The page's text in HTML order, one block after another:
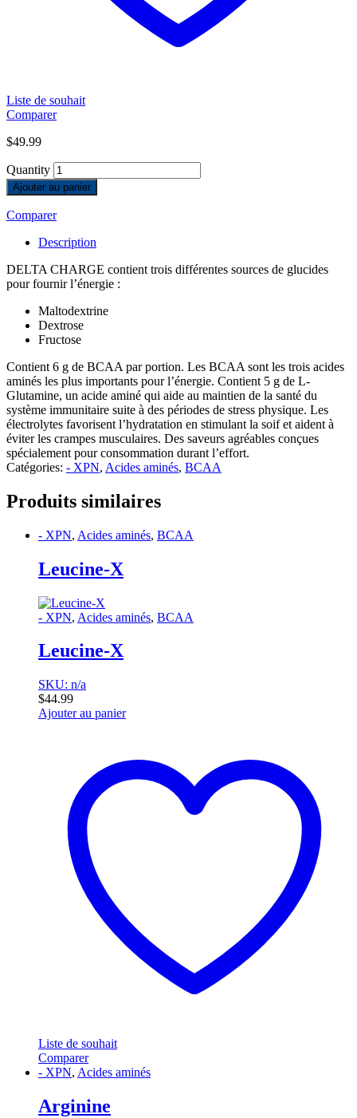
Liste de souhait
Comparer
$49.99
Quantity
Ajouter au panier
Comparer
Description
DELTA CHARGE contient trois différentes sources de glucides
pour fournir l’énergie :
Maltodextrine
Dextrose
Fructose
Contient 6 g de BCAA par portion. Les BCAA sont les trois acides
aminés les plus importants pour l’énergie. Contient 5 g de L-
Glutamine, un acide aminé qui aide au maintien de la santé du
système immunitaire suite à des périodes de stress physique. Les
électrolytes favorisent l’hydratation en stimulant la soif et aident à
éviter les crampes musculaires. Des saveurs agréables conçues
spécialement pour consommation durant l’effort.
Catégories: - XPN, Acides aminés, BCAA
Produits similaires
- XPN, Acides aminés, BCAA
Leucine-X
- XPN, Acides aminés, BCAA
Leucine-X
SKU: n/a
$44.99
Ajouter au panier
Liste de souhait
Comparer
- XPN, Acides aminés
Arginine